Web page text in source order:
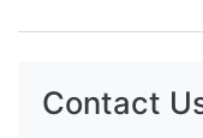
Contact